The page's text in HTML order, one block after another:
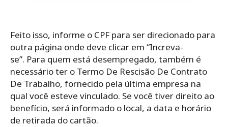
Feito isso, informe o CPF para ser direcionado para
outra página onde deve clicar em “Increva-
se”. Para quem está desempregado, também é
necessário ter o Termo De Rescisão De Contrato
De Trabalho, fornecido pela última empresa na
qual você esteve vinculado. Se você tiver direito ao
benefício, será informado o local, a data e horário
de retirada do cartão.